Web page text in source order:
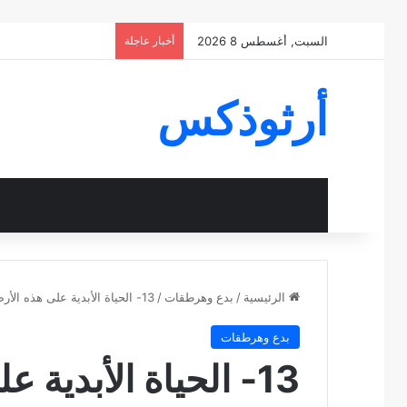
السبت, أغسطس 8 2026 أخبار عاجلة
أرثوذكس
الرئيسية / بدع وهرطقات / 13- الحياة الأبدية على هذه الأرض
بدع وهرطقات
13- الحياة الأبدية على هذه الأرض